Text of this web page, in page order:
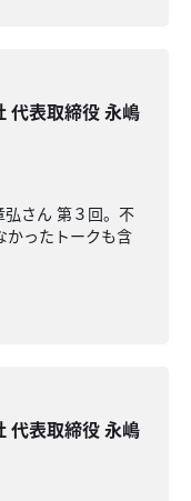
代表取締役 永嶋
弘さん 第３回。不
かったトークも含
代表取締役 永嶋